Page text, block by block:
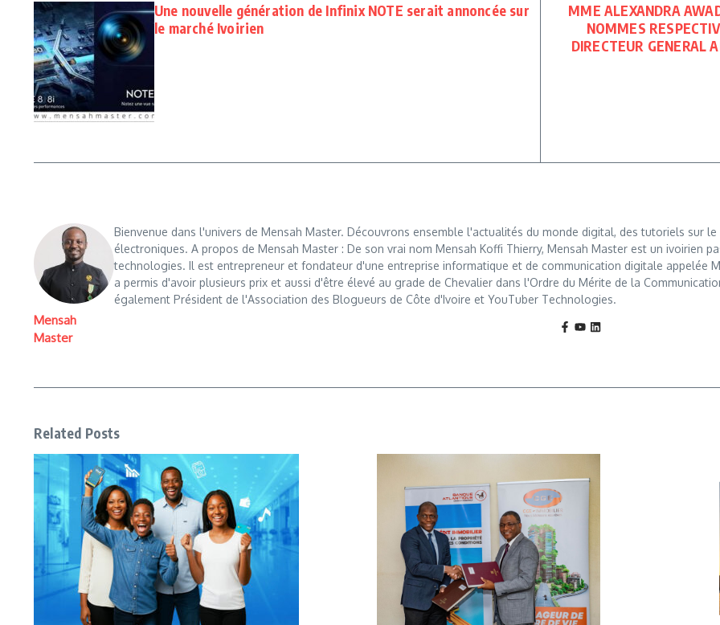
Une nouvelle génération de Infinix NOTE serait annoncée sur
le marché Ivoirien
MME ALEXANDRA
NOMMES
DIRECTEUR GENERAL
Mensah
Master
Bienvenue dans l'univers de Mensah Master. Découvrons ensemble l'actualités du monde digital, des tutoriels sur
électroniques. A propos de Mensah Master : De son vrai nom Mensah Koffi Thierry, Mensah Master est un ivoirien
technologies. Il est entrepreneur et fondateur d'une entreprise informatique et de communication digitale appelée
a permis d'avoir plusieurs prix et aussi d'être élevé au grade de Chevalier dans l'Ordre du Mérite de la
également Président de l'Association des Blogueurs de Côte d'Ivoire et YouTuber Technologies.
Related Posts